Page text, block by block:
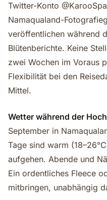
Twitter-Konto
Namaqualand-
veröffentlichen während
Blütenberichte. Keine
zwei Wochen im Voraus
Flexibilität bei den
Mittel.
Wetter während der
September in
Tage sind warm
aufgehen. Abende und
Ein ordentliches Fleece
mitbringen, unabhängig